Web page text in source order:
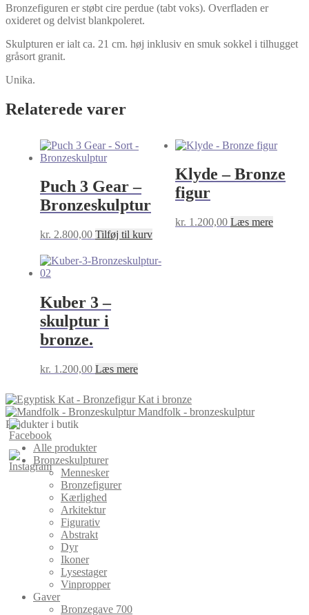
Bronzefiguren er støbt cire perdue (tabt voks). Overfladen er
oxideret og delvist blankpoleret.
Skulpturen er ialt ca. 21 cm. høj inklusiv en smuk sokkel i tilhugget
gråsort granit.
Unika.
Relaterede varer
Puch 3 Gear –
Bronzeskulptur
kr. 2.800,00 Tilføj til kurv
Klyde – Bronze
figur
kr. 1.200,00 Læs mere
Kuber 3 –
skulptur i
bronze.
kr. 1.200,00 Læs mere
Kat i bronze
Mandfolk - bronzeskulptur
Produkter i butik
Alle produkter
Bronzeskulpturer
Mennesker
Bronzefigurer
Kærlighed
Arkitektur
Figurativ
Abstrakt
Dyr
Ikoner
Lysestager
Vinpropper
Gaver
Bronzegave 700